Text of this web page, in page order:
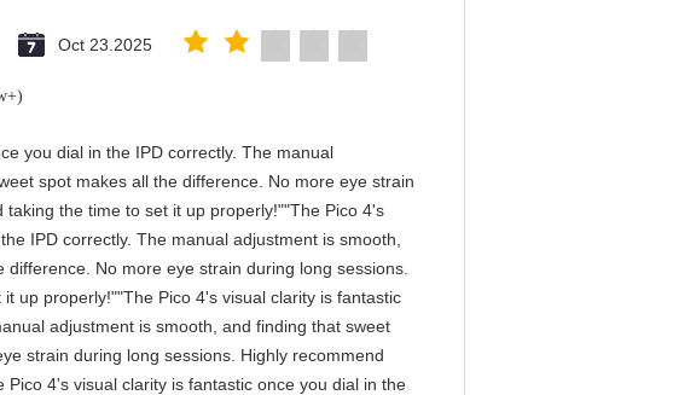
Oct 23.2025
you dial in the IPD correctly. The manual
spot makes all the difference. No more eye strain
the time to set it up properly!""The Pico 4's
IPD correctly. The manual adjustment is smooth,
No more eye strain during long sessions.
up properly!""The Pico 4's visual clarity is fantastic
adjustment is smooth, and finding that sweet
strain during long sessions. Highly recommend
4's visual clarity is fantastic once you dial in the